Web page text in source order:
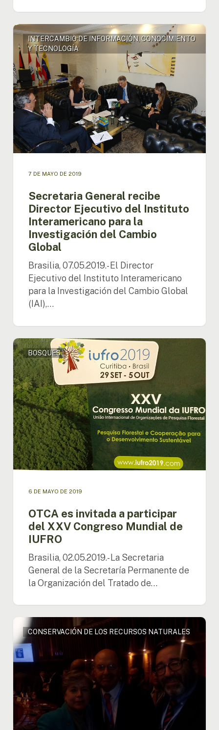
Secretaria
General
recibe
Director
Ejecutivo
del
Instituto
Interamericano
para
Investigación
del
INTERCAMBIO DE INFORMACIÓN, CONOCIMIENTO
Y TECNOLOGÍA
7 DE MAYO DE 2019
Secretaria General recibe
Director Ejecutivo del Instituto
Interamericano para la
Investigación del Cambio
Global
Brasilia, 07.05.2019.- El Director
Ejecutivo del Instituto Interamericano
para la Investigación del Cambio Global
(IAI),…
OTCA
es
invitada
a
participar
del
XXV
Congreso
Mundial
de
IUFRO
BOSQUES
6 DE MAYO DE 2019
OTCA es invitada a participar
del XXV Congreso Mundial de
IUFRO
Brasilia, 02.05.2019.- La Secretaria
General de la Secretaría Permanente de
la Organización del Tratado de…
OTCA
participa
del
Foro
sobre
Desarrollo
Sostenible
CONSERVACIÓN DE LOS RECURSOS NATURALES